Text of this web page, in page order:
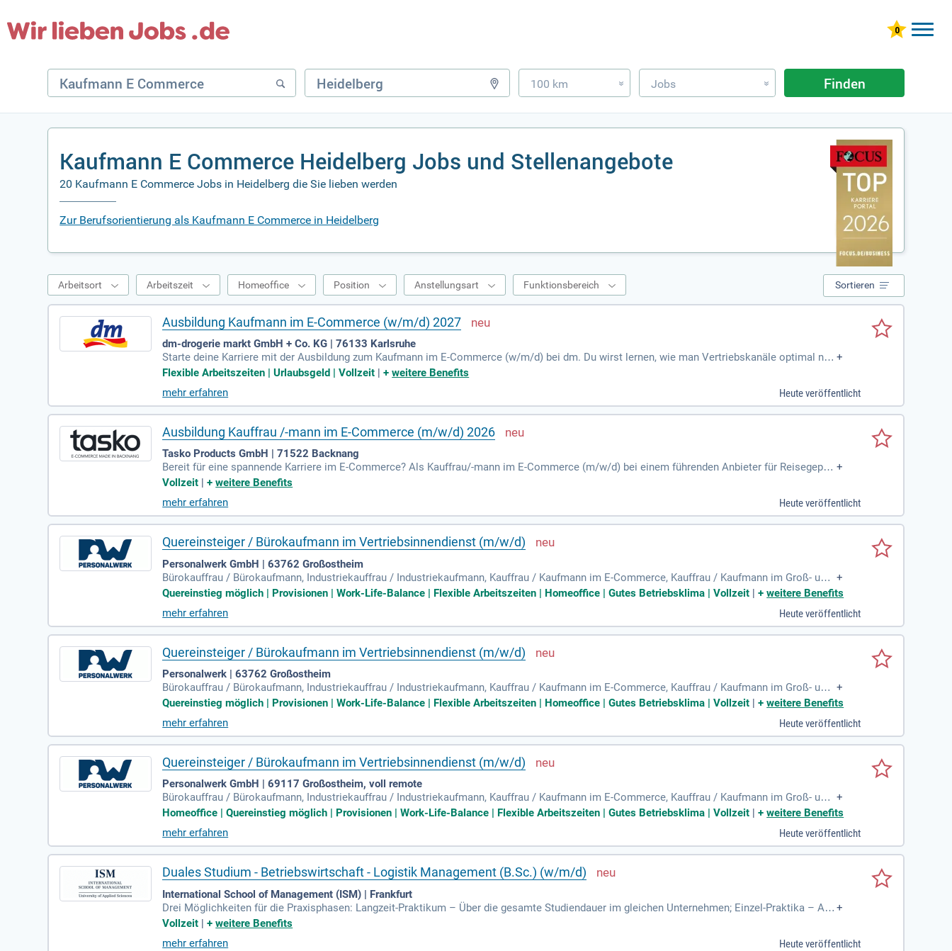
100 km » Jobs » Finden
Kaufmann E Commerce Heidelberg Jobs und Stellenangebote
20 Kaufmann E Commerce Jobs in Heidelberg die Sie lieben werden
Zur Berufsorientierung als Kaufmann E Commerce in Heidelberg
Arbeitsort Arbeitszeit Homeoffice Position Anstellungsart Funktionsbereich Sortieren
Ausbildung Kaufmann im E-Commerce (w/m/d) 2027
dm-drogerie markt GmbH + Co. KG | 76133 Karlsruhe
Starte deine Karriere mit der Ausbildung zum Kaufmann im E-Commerce (w/m/d) bei dm. Du wirst lernen, wie man Vertriebskanäle optimal nut
zt, damit unsere Produkte die richtigen Kunden im Netz erreichen. Dabei spielst du eine Schlüsselrolle bei der Planung und Umsetzung digitaler
Vertriebsstrategien. Dein Beitrag ist entscheidend, um unseren Online-Shop sowie die „Mein dm“-App zu optimieren. Gemeinsam mit deinem Te
am entwickelst du neue Produkte und Dienstleistungen, basierend auf Kundenideen und Trendanalysen. Darüber hinaus gestaltest du die Online
-Kommunikation sowohl inhaltlich als auch visuell, um unsere Reichweite zu erhöhen.
+
Flexible Arbeitszeiten | Urlaubsgeld | Vollzeit |+weitere Benefits
mehr erfahren
Heute veröffentlicht
Ausbildung Kauffrau /-mann im E-Commerce (m/w/d) 2026
Tasko Products GmbH | 71522 Backnang
Bereit für eine spannende Karriere im E-Commerce? Als Kauffrau/-mann im E-Commerce (m/w/d) bei einem führenden Anbieter für Reisegepäc
k und Taschen erwartet dich eine praxisnahe 3-jährige Ausbildung. Du sammelst wertvolle Erfahrungen im Online-Sortiment und analysierst wic
st du einen umfassenden Einblick in die Branche. Unser wachsendes Unternehmen bietet dir nach der Ausbildung hervorragende Perspektiven
und Karrierechancen. Starte noch heute deine Ausbildung und gestalte die Zukunft des Handels aktiv mit!
+
Vollzeit |+weitere Benefits
mehr erfahren
Heute veröffentlicht
Quereinsteiger / Bürokaufmann im Vertriebsinnendienst (m/w/d)
Personalwerk GmbH | 63762 Großostheim
Bürokauffrau / Bürokaufmann, Industriekauffrau / Industriekaufmann, Kauffrau / Kaufmann im E-Commerce, Kauffrau / Kaufmann im Groß- und
Außenhandel oder eine ähnliche Qualifikation Aber auch als talentierter Quereinsteiger:in mit Überzeugungskraft für
+
Quereinstieg möglich | Provisionen | Work-Life-Balance | Flexible Arbeitszeiten | Homeoffice | Gutes Betriebsklima | Vollzeit |+weitere Benefits
mehr erfahren
Heute veröffentlicht
Quereinsteiger / Bürokaufmann im Vertriebsinnendienst (m/w/d)
Personalwerk | 63762 Großostheim
Bürokauffrau / Bürokaufmann, Industriekauffrau / Industriekaufmann, Kauffrau / Kaufmann im E-Commerce, Kauffrau / Kaufmann im Groß- und
Außenhandel oder eine ähnliche Qualifikation Aber auch als talentierter Quereinsteiger:in mit Überzeugungskraft für
+
Quereinstieg möglich | Provisionen | Work-Life-Balance | Flexible Arbeitszeiten | Homeoffice | Gutes Betriebsklima | Vollzeit |+weitere Benefits
mehr erfahren
Heute veröffentlicht
Quereinsteiger / Bürokaufmann im Vertriebsinnendienst (m/w/d)
Personalwerk GmbH | 69117 Großostheim, voll remote
Bürokauffrau / Bürokaufmann, Industriekauffrau / Industriekaufmann, Kauffrau / Kaufmann im E-Commerce, Kauffrau / Kaufmann im Groß- und
Außenhandel oder eine ähnliche Qualifikation; Aber auch als talentierter Quereinsteiger:in mit Überzeugungskraft für
+
Homeoffice | Quereinstieg möglich | Provisionen | Work-Life-Balance | Flexible Arbeitszeiten | Gutes Betriebsklima | Vollzeit |+weitere Benefits
mehr erfahren
Heute veröffentlicht
Duales Studium - Betriebswirtschaft - Logistik Management (B.Sc.) (w/m/d)
International School of Management (ISM) | Frankfurt
Drei Möglichkeiten für die Praxisphasen: Langzeit-Praktikum – Über die gesamte Studiendauer im gleichen Unternehmen; Einzel-Praktika – Alle
drei Monate ein neuer Praktikumsplatz; Einbindung in eine IHK-Ausbildung – z.B. als Kaufmann/-frau im Groß- und
+
Vollzeit |+weitere Benefits
mehr erfahren
Heute veröffentlicht